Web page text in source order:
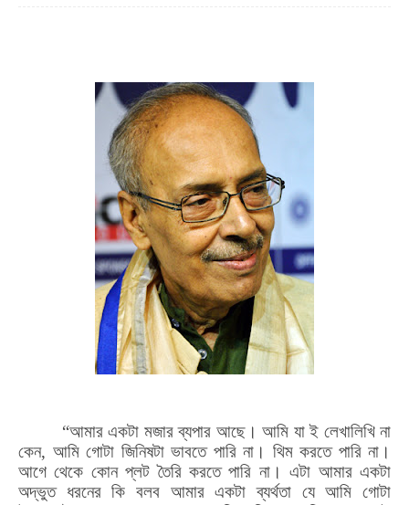
“আমার একটা মজার ব্যপার আছে। আমি যা ই লেখালিখি না
কেন, আমি গোটা জিনিষটা ভাবতে পারি না। থিম করতে পারি না।
আগে থেকে কোন প্লট তৈরি করতে পারি না। এটা আমার একটা
অদ্ভুত ধরনের কি বলব আমার একটা ব্যর্থতা যে আমি গোটা